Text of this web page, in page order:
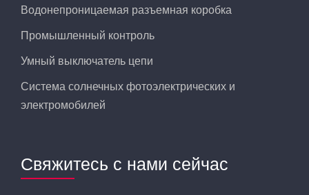
Водонепроницаемая разъемная коробка
Промышленный контроль
Умный выключатель цепи
Система солнечных фотоэлектрических и
электромобилей
Свяжитесь с нами сейчас